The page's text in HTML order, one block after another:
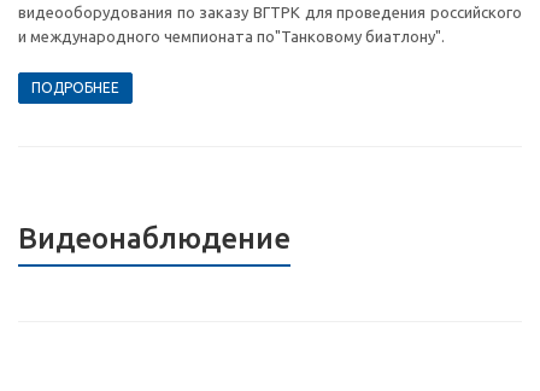
видеооборудования по заказу ВГТРК для проведения российского
и международного чемпионата по"Танковому биатлону".
ПОДРОБНЕЕ
Видеонаблюдение